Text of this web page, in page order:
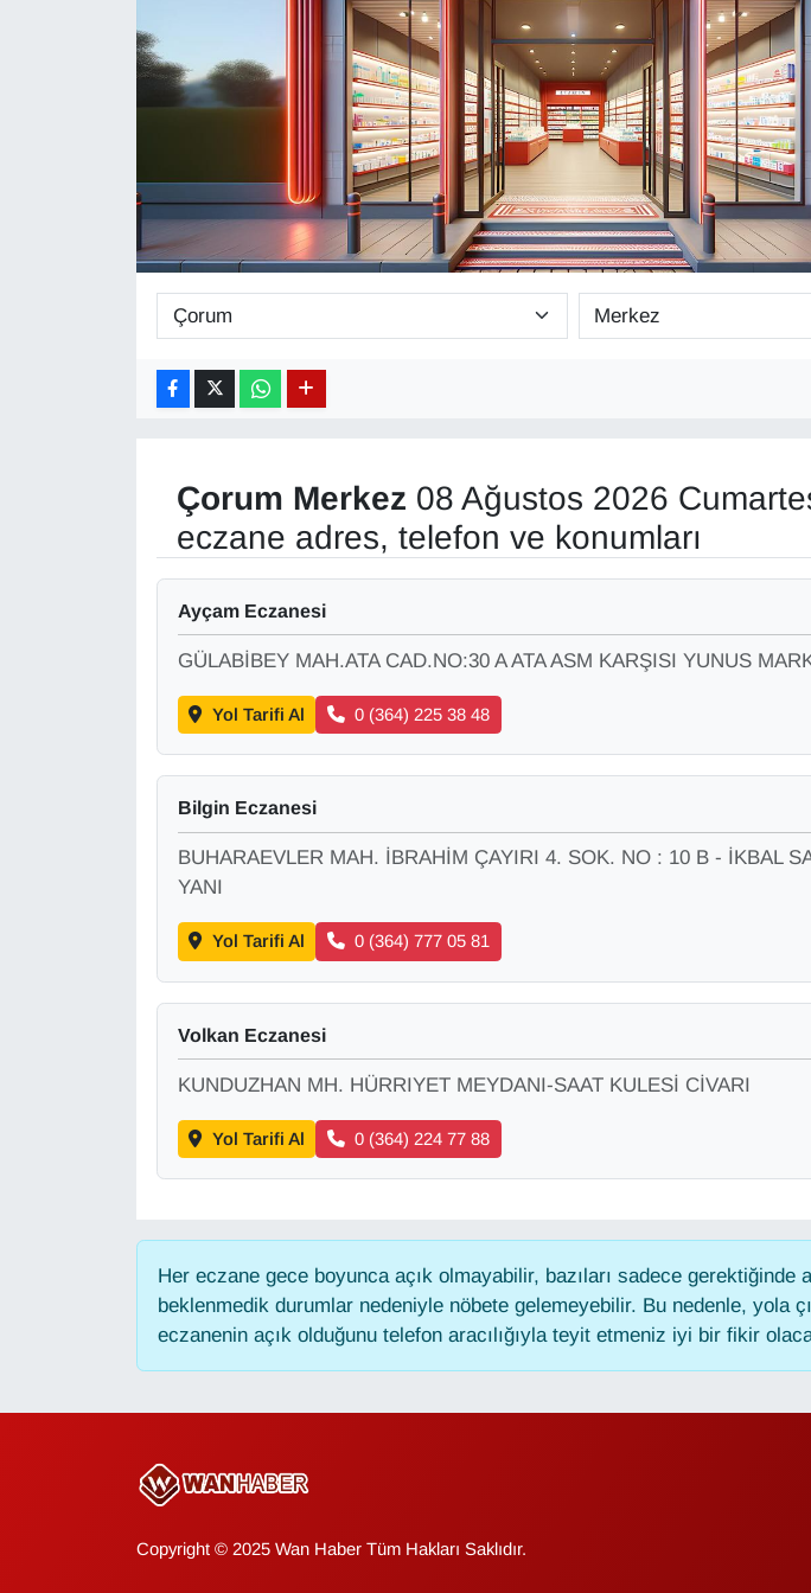
Çorum Merkez 08 Ağustos 2026
eczane adres, telefon ve konumları
Ayçam Eczanesi
GÜLABİBEY MAH.ATA CAD.NO:30 A ATA ASM KARŞISI YUNUS
Yol Tarifi Al 0 (364) 225 38 48
Bilgin Eczanesi
BUHARAEVLER MAH. İBRAHİM ÇAYIRI 4. SOK. NO : 10 B - İKBAL
YANI
Yol Tarifi Al 0 (364) 777 05 81
Volkan Eczanesi
KUNDUZHAN MH. HÜRRIYET MEYDANI-SAAT KULESİ CİVARI
Yol Tarifi Al 0 (364) 224 77 88
Her eczane gece boyunca açık olmayabilir, bazıları sadece gerektiğinde
beklenmedik durumlar nedeniyle nöbete gelemeyebilir. Bu nedenle, yola
eczanenin açık olduğunu telefon aracılığıyla teyit etmeniz iyi bir fikir
Copyright © 2025 Wan Haber Tüm Hakları Saklıdır.
EKONOMİ
En çok konuşulanlar
HABERDE İNSAN
Kamu Alımları
Kim Kimdir?
Kültür & Sanat
ONE EKONOMİ
POLİTİKA
Resmi İlanlar
SAĞLIK
Seri İlan